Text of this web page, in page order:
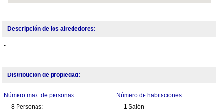
Descripción de los alrededores:
-
Distribucion de propiedad:
Número max. de personas:
8 Personas:
Número de habitaciones:
1 Salón